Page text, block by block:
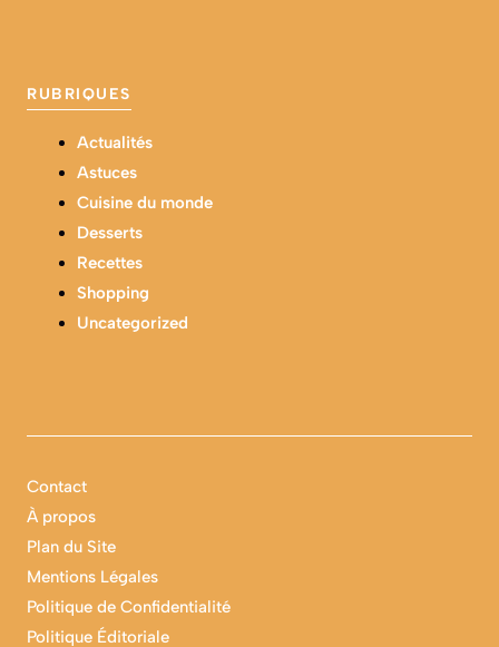
RUBRIQUES
Actualités
Astuces
Cuisine du monde
Desserts
Recettes
Shopping
Uncategorized
Contact
À propos
Plan du Site
Mentions Légales
Politique de Confidentialité
Politique Éditoriale